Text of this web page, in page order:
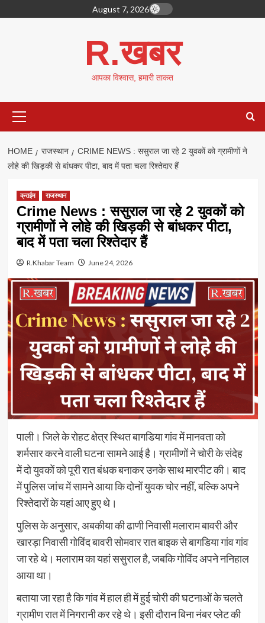
to
August 7, 2026
R.खबर
आपका विश्वास, हमारी ताकत
Menu
HOME राजस्थान
CRIME NEWS : ससुराल जा रहे 2 युवकों को ग्रामीणों ने
लोहे की खिड़की से बांधकर पीटा, बाद में पता चला रिश्तेदार हैं
क्राईम राजस्थान
Crime News : ससुराल जा रहे 2 युवकों को
ग्रामीणों ने लोहे की खिड़की से बांधकर पीटा,
बाद में पता चला रिश्तेदार हैं
R.Khabar Team June 24, 2026
पाली। जिले के रोहट क्षेत्र स्थित बागडिया गांव में मानवता को
शर्मसार करने वाली घटना सामने आई है। ग्रामीणों ने चोरी के संदेह
में दो युवकों को पूरी रात बंधक बनाकर उनके साथ मारपीट की। बाद
में पुलिस जांच में सामने आया कि दोनों युवक चोर नहीं, बल्कि अपने
रिश्तेदारों के यहां आए हुए थे।
पुलिस के अनुसार, अबकीया की ढाणी निवासी मलाराम बावरी और
खारड़ा निवासी गोविंद बावरी सोमवार रात बाइक से बागडिया गांव गांव
जा रहे थे। मलाराम का यहां ससुराल है, जबकि गोविंद अपने ननिहाल
आया था।
बताया जा रहा है कि गांव में हाल ही में हुई चोरी की घटनाओं के चलते
ग्रामीण रात में निगरानी कर रहे थे। इसी दौरान बिना नंबर प्लेट की